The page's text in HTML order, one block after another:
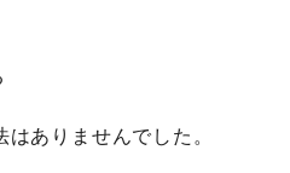
ありませんでした。